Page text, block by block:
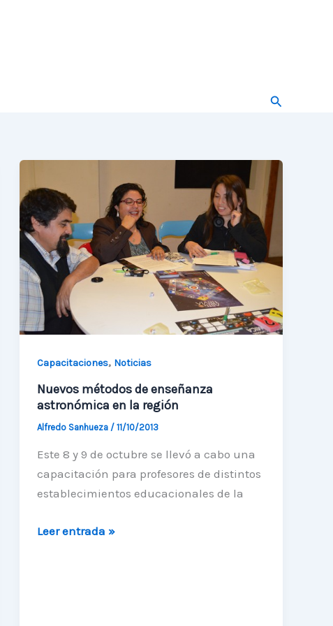
Buscar
Capacitaciones, Noticias
Nuevos métodos de enseñanza
astronómica en la región
Alfredo Sanhueza /11/10/2013
Este 8 y 9 de octubre se llevó a cabo una
capacitación para profesores de distintos
establecimientos educacionales de la
Nuevos
Leer entrada »